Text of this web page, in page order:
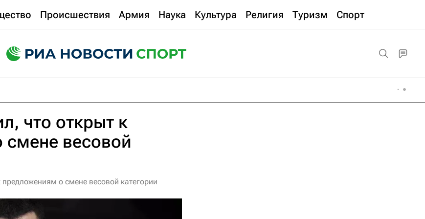
Происшествия Армия Наука Культура Религия Туризм Спорт
что открыт к
весовой
предложениям о смене весовой категории